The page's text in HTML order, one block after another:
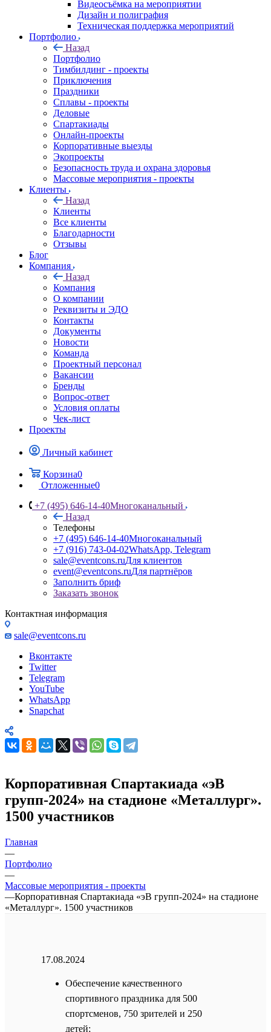
Видеосъёмка на мероприятии
Дизайн и полиграфия
Техническая поддержка мероприятий
Портфолио
Назад
Портфолио
Тимбилдинг - проекты
Приключения
Праздники
Сплавы - проекты
Деловые
Спартакиады
Онлайн-проекты
Корпоративные выезды
Экопроекты
Безопасность труда и охрана здоровья
Массовые мероприятия - проекты
Клиенты
Назад
Клиенты
Все клиенты
Благодарности
Отзывы
Блог
Компания
Назад
Компания
О компании
Реквизиты и ЭДО
Контакты
Документы
Новости
Команда
Проектный персонал
Вакансии
Бренды
Вопрос-ответ
Условия оплаты
Чек-лист
Проекты
Личный кабинет
Корзина0
Отложенные0
+7 (495) 646-14-40Многоканальный
Назад
Телефоны
+7 (495) 646-14-40Многоканальный
+7 (916) 743-04-02WhatsApp, Telegram
sale@eventcons.ruДля клиентов
event@eventcons.ruДля партнёров
Заполнить бриф
Заказать звонок
Контактная информация
sale@eventcons.ru
Вконтакте
Twitter
Telegram
YouTube
WhatsApp
Snapchat
Корпоративная Спартакиада «эВ
групп-2024» на стадионе «Металлург».
1500 участников
Главная
—
Портфолио
—
Массовые мероприятия - проекты
—Корпоративная Спартакиада «эВ групп-2024» на стадионе
«Металлург». 1500 участников
17.08.2024
Обеспечение качественного
спортивного праздника для 500
спортсменов, 750 зрителей и 250
детей;